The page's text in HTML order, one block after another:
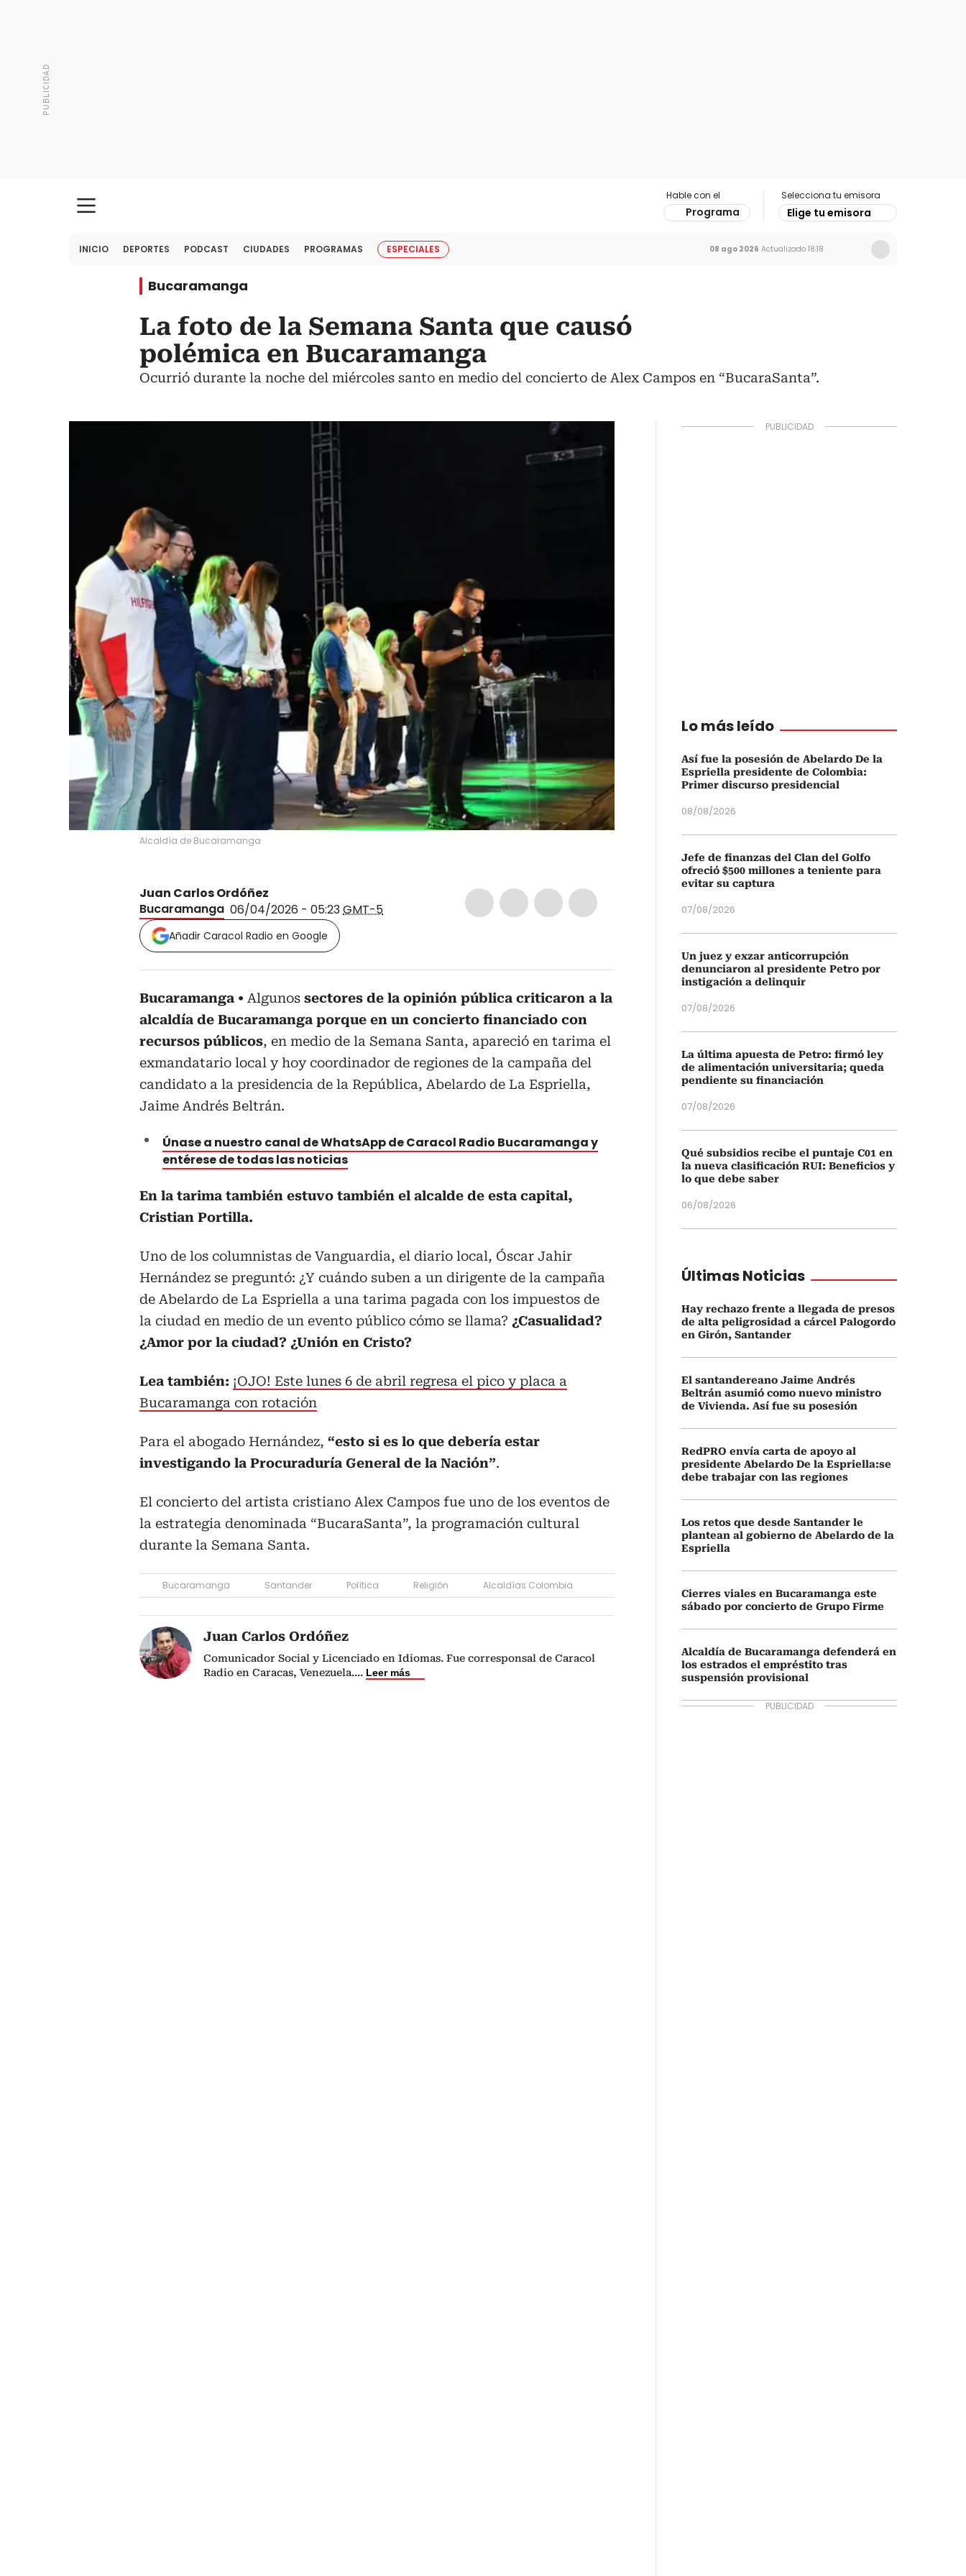
Hable con el
Programa
Selecciona tu emisora
Elige tu emisora
INICIO DEPORTES PODCAST CIUDADES PROGRAMAS ESPECIALES 08 ago 2026 Actualizado 18:18
Bucaramanga
La foto de la Semana Santa que causó
polémica en Bucaramanga
Ocurrió durante la noche del miércoles santo en medio del concierto de Alex Campos en “BucaraSanta”.
Alcaldía de Bucaramanga
Juan Carlos Ordóñez
Bucaramanga 06/04/2026 - 05:23GMT-5
Añadir Caracol Radio en Google
Bucaramanga Algunos sectores de la opinión pública criticaron a la
alcaldía de Bucaramanga porque en un concierto financiado con
recursos públicos, en medio de la Semana Santa, apareció en tarima el
exmandatario local y hoy coordinador de regiones de la campaña del
candidato a la presidencia de la República, Abelardo de La Espriella,
Jaime Andrés Beltrán.
Únase a nuestro canal de WhatsApp de Caracol Radio Bucaramanga y
entérese de todas las noticias
En la tarima también estuvo también el alcalde de esta capital,
Cristian Portilla.
Uno de los columnistas de Vanguardia, el diario local, Óscar Jahir
Hernández se preguntó: ¿Y cuándo suben a un dirigente de la campaña
de Abelardo de La Espriella a una tarima pagada con los impuestos de
la ciudad en medio de un evento público cómo se llama? ¿Casualidad?
¿Amor por la ciudad? ¿Unión en Cristo?
Lea también: ¡OJO! Este lunes 6 de abril regresa el pico y placa a
Bucaramanga con rotación
Para el abogado Hernández, “esto si es lo que debería estar
investigando la Procuraduría General de la Nación”.
El concierto del artista cristiano Alex Campos fue uno de los eventos de
la estrategia denominada “BucaraSanta”, la programación cultural
durante la Semana Santa.
Bucaramanga Santander Política Religión Alcaldías Colombia
Juan Carlos Ordóñez
Comunicador Social y Licenciado en Idiomas. Fue corresponsal de Caracol
Radio en Caracas, Venezuela.... Leer más
Lo más leído
Así fue la posesión de Abelardo De la
Espriella presidente de Colombia:
Primer discurso presidencial
08/08/2026
Jefe de finanzas del Clan del Golfo
ofreció $500 millones a teniente para
evitar su captura
07/08/2026
Un juez y exzar anticorrupción
denunciaron al presidente Petro por
instigación a delinquir
07/08/2026
La última apuesta de Petro: firmó ley
de alimentación universitaria; queda
pendiente su financiación
07/08/2026
Qué subsidios recibe el puntaje C01 en
la nueva clasificación RUI: Beneficios y
lo que debe saber
06/08/2026
Últimas Noticias
Hay rechazo frente a llegada de presos
de alta peligrosidad a cárcel Palogordo
en Girón, Santander
El santandereano Jaime Andrés
Beltrán asumió como nuevo ministro
de Vivienda. Así fue su posesión
RedPRO envía carta de apoyo al
presidente Abelardo De la Espriella:se
debe trabajar con las regiones
Los retos que desde Santander le
plantean al gobierno de Abelardo de la
Espriella
Cierres viales en Bucaramanga este
sábado por concierto de Grupo Firme
Alcaldía de Bucaramanga defenderá en
los estrados el empréstito tras
suspensión provisional